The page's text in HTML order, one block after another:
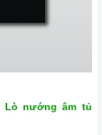
Lò nướng âm tủ